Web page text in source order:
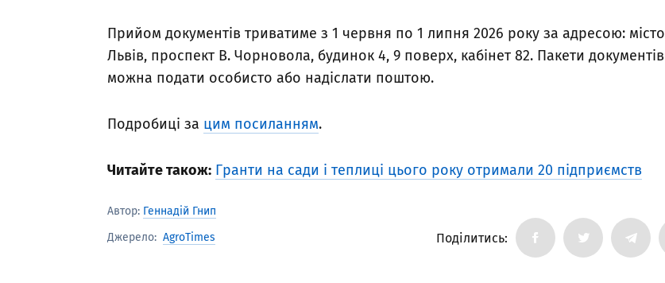
Прийом документів триватиме з 1 червня по 1 липня 2026 року за адресою: місто
Львів, проспект В. Чорновола, будинок 4, 9 поверх, кабінет 82. Пакети документів
можна подати особисто або надіслати поштою.
Подробиці за цим посиланням.
Читайте також: Гранти на сади і теплиці цього року отримали 20 підприємств
Автор: Геннадій Гнип
Джерело: AgroTimes Поділитись: